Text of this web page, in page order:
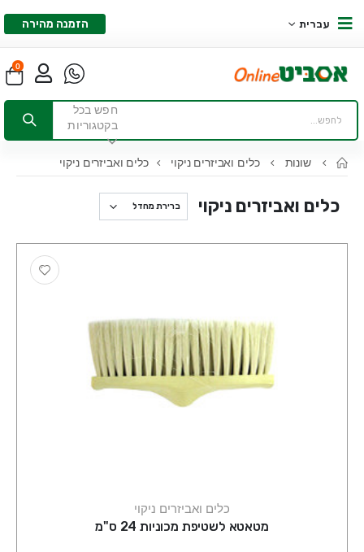
עברית הזמנה מהירה
0
חפש בכל
בקטגוריות
שונות כלים ואביזרים ניקוי כלים ואביזרים ניקוי
כלים ואביזרים ניקוי
כלים ואביזרים ניקוי
מטאטא לשטיפת מכוניות 24 ס"מ